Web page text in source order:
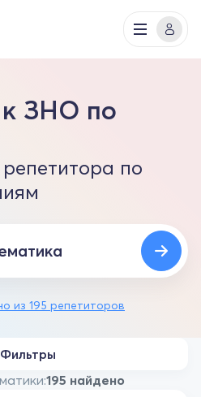
к ЗНО по
по
из 195 репетиторов
195 найдено
Фильтры